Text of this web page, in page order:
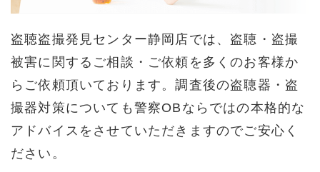
盗聴盗撮発見センター静岡店では、盗聴・盗撮
被害に関するご相談・ご依頼を多くのお客様か
らご依頼頂いております。調査後の盗聴器・盗
撮器対策についても警察OBならではの本格的な
アドバイスをさせていただきますのでご安心く
ださい。